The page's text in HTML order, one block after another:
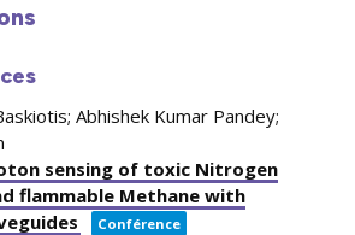
Abhishek Kumar Pandey;
sensing of toxic Nitrogen
flammable Methane with
Conférence